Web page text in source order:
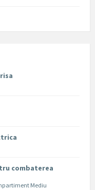
combaterea
Mediu